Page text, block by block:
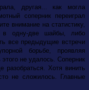
другая... как могла
соперник переиграл
внимание на статистику,
одну-две шайбы, либо
все предыдущие встречи
борьбе, проявляя
не удалось. Соперник
Хотя винить
не сложилось. Главные